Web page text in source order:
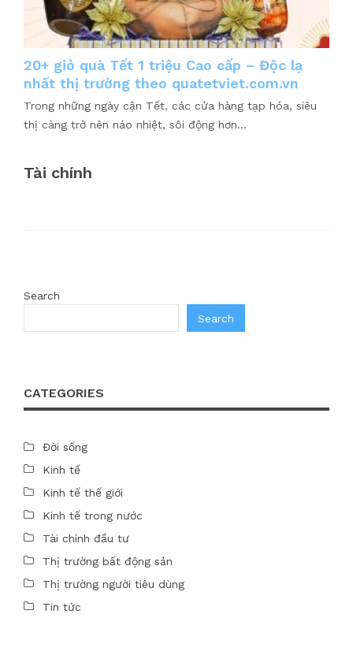
20+ giỏ quà Tết 1 triệu Cao cấp – Độc lạ
nhất thị trường theo quatetviet.com.vn
Trong những ngày cận Tết, các cửa hàng tạp hóa, siêu
thị càng trở nên náo nhiệt, sôi động hơn...
Tài chính
Search
Search
CATEGORIES
Đời sống
Kinh tế
Kinh tế thế giới
Kinh tế trong nước
Tài chính đầu tư
Thị trường bất động sản
Thị trường người tiêu dùng
Tin tức